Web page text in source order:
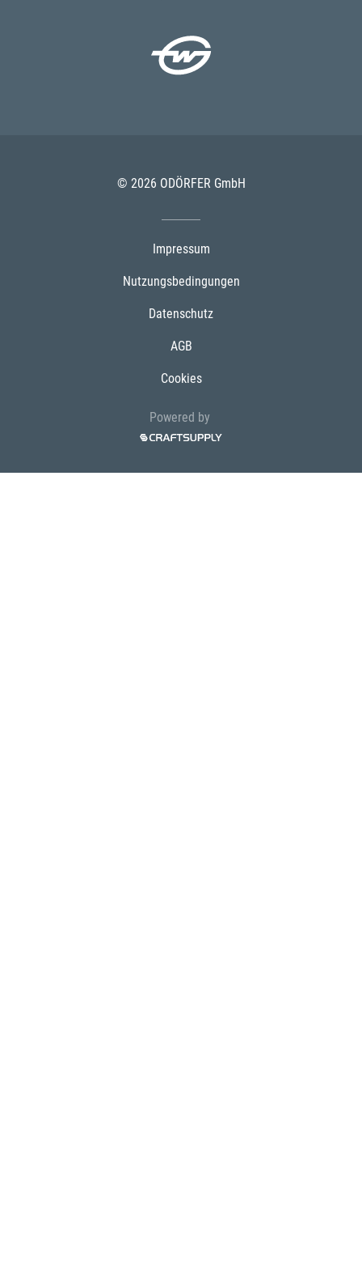
© 2026 ODÖRFER GmbH
Impressum
Nutzungsbedingungen
Datenschutz
AGB
Cookies
Powered by